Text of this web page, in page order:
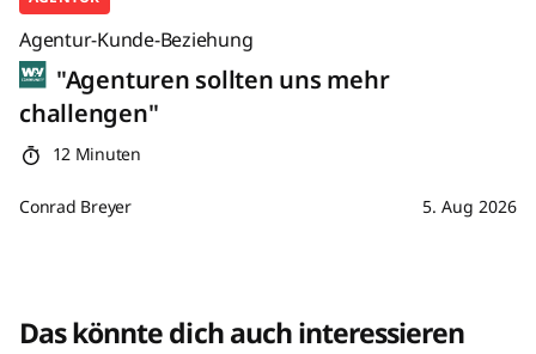
Agentur-Kunde-Beziehung
"Agenturen sollten uns mehr
challengen"
12 Minuten
Conrad Breyer 5. Aug 2026
Das könnte dich auch interessieren